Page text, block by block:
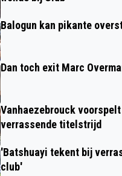
Balogun kan pikante
Dan toch exit Marc
Vanhaezebrouck voorspelt
verrassende titelstrijd
'Batshuayi tekent bij
club'